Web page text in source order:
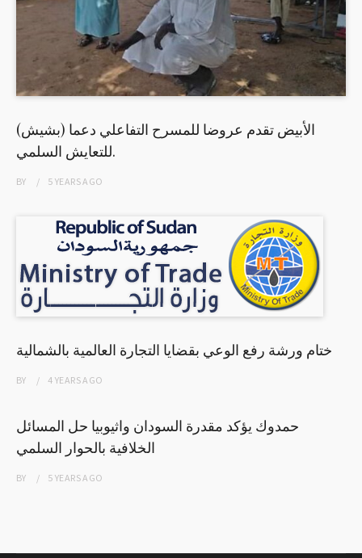
(بشيش) الأبيض تقدم عروضا للمسرح التفاعلي دعما
للتعايش السلمي.
BY 5 YEARSAGO
ختام ورشة رفع الوعي بقضايا التجارة العالمية بالشمالية
BY 4 YEARSAGO
حمدوك يؤكد مقدرة السودان واثيوبيا حل المسائل
الخلافية بالحوار السلمي
BY 5 YEARSAGO